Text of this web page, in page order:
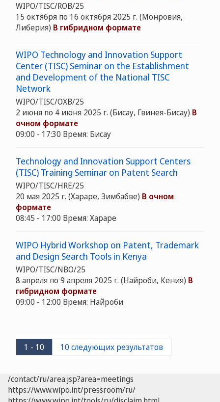
WIPO/TISC/ROB/25
15 октября по 16 октября 2025 г. (Монровия,
Либерия) В гибридном формате
WIPO Technology and Innovation Support
Center (TISC) Seminar on the Establishment
and Development of the National TISC
Network
WIPO/TISC/OXB/25
2 июня по 4 июня 2025 г. (Бисау, Гвинея-Бисау) В
очном формате
09:00 - 17:30 Время: Бисау
Technology and Innovation Support Centers
(TISC) Training Seminar on Patent Search
WIPO/TISC/HRE/25
20 мая 2025 г. (Хараре, Зимбабве) В очном
формате
08:45 - 17:00 Время: Хараре
WIPO Hybrid Workshop on Patent, Trademark
and Design Search Tools in Kenya
WIPO/TISC/NBO/25
8 апреля по 9 апреля 2025 г. (Найроби, Кения) В
гибридном формате
09:00 - 12:00 Время: Найроби
1 - 10 10 следующих результатов
/contact/ru/area.jsp?area=meetings
https://www.wipo.int/pressroom/ru/